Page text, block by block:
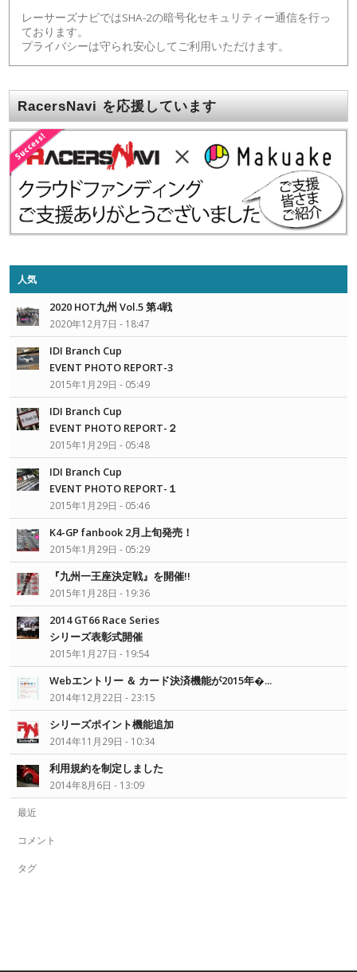
レーサーズナビではSHA-2の暗号化セキュリティー通信を行っ
ております。
プライバシーは守られ安心してご利用いただけます。
RacersNavi を応援しています
人気
2020 HOT九州 Vol.5 第4戦
2020年12月7日 - 18:47
IDI Branch Cup
EVENT PHOTO REPORT-3
2015年1月29日 - 05:49
IDI Branch Cup
EVENT PHOTO REPORT-２
2015年1月29日 - 05:48
IDI Branch Cup
EVENT PHOTO REPORT-１
2015年1月29日 - 05:46
K4-GP fanbook 2月上旬発売！
2015年1月29日 - 05:29
『九州一王座決定戦』を開催!!
2015年1月28日 - 19:36
2014 GT66 Race Series
シリーズ表彰式開催
2015年1月27日 - 19:54
Webエントリー ＆ カード決済機能が2015年�...
2014年12月22日 - 23:15
シリーズポイント機能追加
2014年11月29日 - 10:34
利用規約を制定しました
2014年8月6日 - 13:09
最近
コメント
タグ